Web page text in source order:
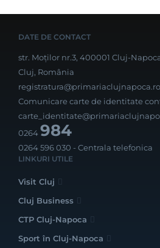
DATE DE CONTACT
str. Moților nr.3, 400001 Cluj-
Cluj, România
registratura@primariaclujnapoca.ro
Comunicare carte de identitate
0264984
0264 596 030 - Centrala telefonica
LINKURI UTILE
Visit Cluj
Cluj Business
CTP Cluj-Napoca
Sport în Cluj-Napoca